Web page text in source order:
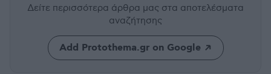
Δείτε περισσότερα άρθρα μας στα αποτελέσματα
αναζήτησης
Add Protothema.gr on Google